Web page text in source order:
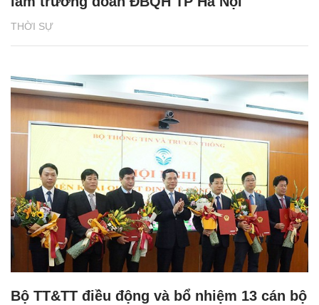
THỜI SỰ
Bộ TT&TT điều động và bổ nhiệm 13 cán bộ